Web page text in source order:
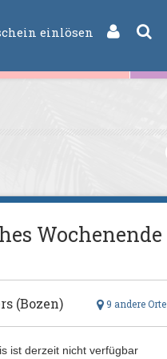
einlösen
Wochenende
9 andere Orte
(Bozen)
ist derzeit nicht verfügbar